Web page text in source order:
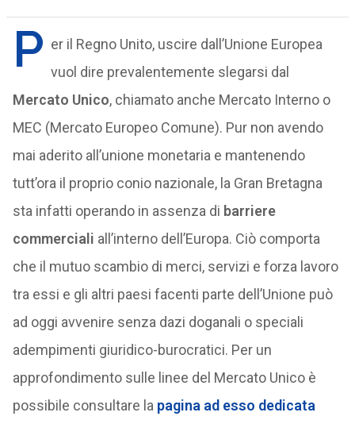
P er il Regno Unito, uscire dall’Unione Europea
vuol dire prevalentemente slegarsi dal
Mercato Unico, chiamato anche Mercato Interno o
MEC (Mercato Europeo Comune). Pur non avendo
mai aderito all’unione monetaria e mantenendo
tutt’ora il proprio conio nazionale, la Gran Bretagna
sta infatti operando in assenza di barriere
commerciali all’interno dell’Europa. Ciò comporta
che il mutuo scambio di merci, servizi e forza lavoro
tra essi e gli altri paesi facenti parte dell’Unione può
ad oggi avvenire senza dazi doganali o speciali
adempimenti giuridico-burocratici. Per un
approfondimento sulle linee del Mercato Unico è
possibile consultare la pagina ad esso dedicata